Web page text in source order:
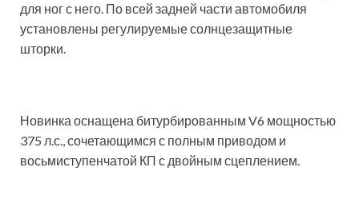
для ног с него. По всей задней части автомобиля
установлены регулируемые солнцезащитные
шторки.
Новинка оснащена битурбированным V6 мощностью
375 л.с., сочетающимся с полным приводом и
восьмиступенчатой КП с двойным сцеплением.